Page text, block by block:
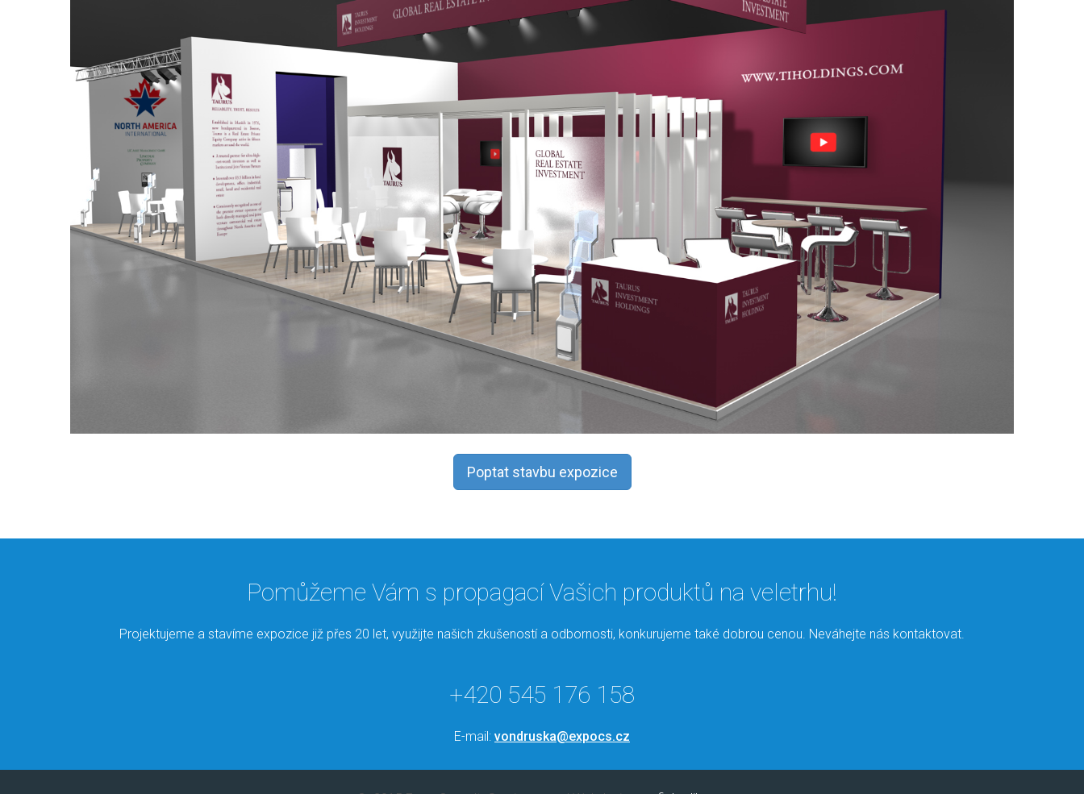
Poptat stavbu expozice
Pomůžeme Vám s propagací Vašich produktů na veletrhu!
Projektujeme a stavíme expozice již přes 20 let, využijte našich zkušeností a odbornosti, konkurujeme také dobrou cenou. Neváhejte nás kontaktovat.
+420 545 176 158
E-mail: vondruska@expocs.cz